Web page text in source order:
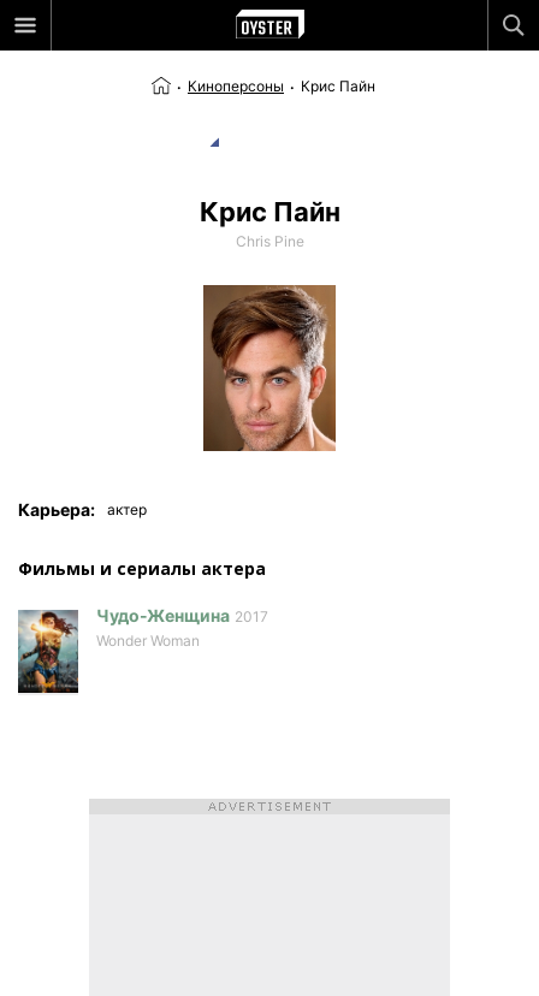
Киноперсоны Крис Пайн
Крис Пайн
Chris Pine
Карьера: актер
Фильмы и сериалы актера
Чудо-Женщина 2017
Wonder Woman